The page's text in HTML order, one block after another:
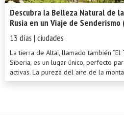
Descubra la Belleza Natural de
Rusia en un Viaje de Senderismo
13 dias | ciudades
La tierra de Altai, llamado también “El
Siberia, es un lugar único, perfecto
activas. La pureza del aire de la